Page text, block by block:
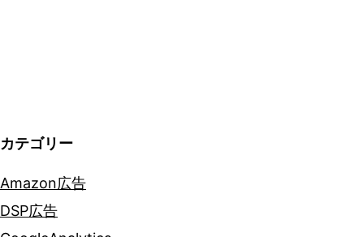
カテゴリー
Amazon広告
DSP広告